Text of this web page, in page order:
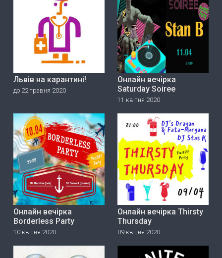
Львів на карантині!
до 22 травня 2020
Онлайн вечірка
Saturday Soiree
11 квітня 2020
Онлайн вечірка
Borderless Party
10 квітня 2020
Онлайн вечірка Thirsty
Thursday
09 квітня 2020